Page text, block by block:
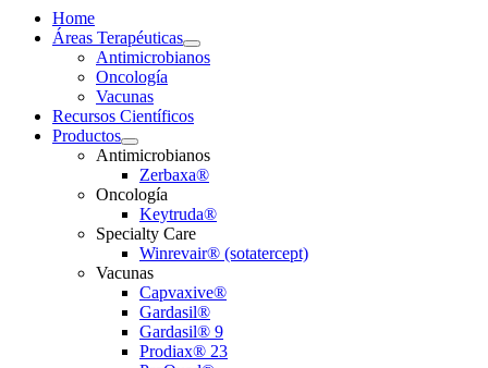
Home
Áreas Terapéuticas
Open
submenu
Antimicrobianos
Oncología
Vacunas
Recursos Científicos
Productos
Open
submenu
Antimicrobianos
Zerbaxa®
Oncología
Keytruda®
Specialty Care
Winrevair® (sotatercept)
Vacunas
Capvaxive®
Gardasil®
Gardasil® 9
Prodiax® 23